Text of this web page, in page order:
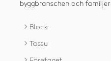
byggbranschen och
Block
Tassu